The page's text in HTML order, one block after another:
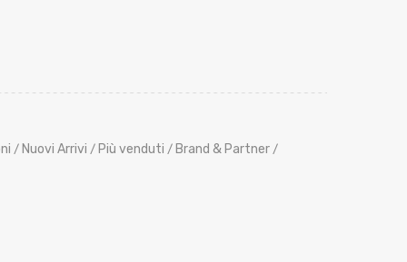
/ Nuovi Arrivi / Più venduti / Brand & Partner /